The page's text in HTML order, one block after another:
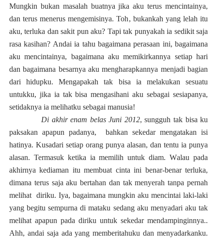
Mungkin bukan masalah buatnya jika aku terus mencintainya,
dan terus menerus mengemisinya. Toh, bukankah yang lelah itu
aku, terluka dan sakit pun aku? Tapi tak punyakah ia sedikit saja
rasa kasihan? Andai ia tahu bagaimana perasaan ini, bagaimana
aku mencintainya, bagaimana aku memikirkannya setiap hari
dan bagaimana besarnya aku mengharapkannya menjadi bagian
dari hidupku. Mengapakah tak bisa ia melakukan sesuatu
untukku, jika ia tak bisa mengasihani aku sebagai sesiapanya,
setidaknya ia melihatku sebagai manusia!
Di akhir enam belas Juni 2012, sungguh tak bisa ku
paksakan apapun padanya,
bahkan sekedar mengatakan isi
hatinya. Kusadari setiap orang punya alasan, dan tentu ia punya
alasan. Termasuk ketika ia memilih untuk diam. Walau pada
akhirnya kediaman itu membuat cinta ini benar-benarterluka,
dimana terus saja aku bertahan dan tak menyerah tanpa pernah
melihat diriku. Iya, bagaimana mungkin aku mencintai laki-laki
yang begitu sempurna di mataku sedang aku menyadari aku tak
melihat apapun pada diriku untuk sekedar mendampinginnya..
Ahh, andai saja ada yang memberitahuku dan menyadarkanku.